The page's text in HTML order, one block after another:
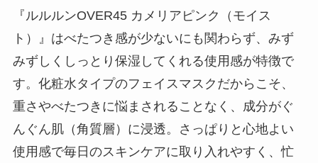
『ルルルンOVER45 カメリアピンク（モイス
ト）』はべたつき感が少ないにも関わらず、みず
みずしくしっとり保湿してくれる使用感が特徴で
す。化粧水タイプのフェイスマスクだからこそ、
重さやべたつきに悩まされることなく、成分がぐ
んぐん肌（角質層）に浸透。さっぱりと心地よい
使用感で毎日のスキンケアに取り入れやすく、忙